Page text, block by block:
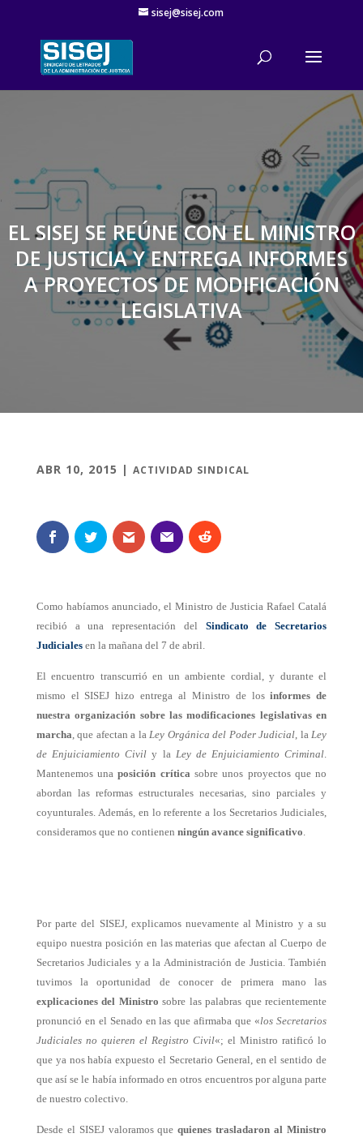
sisej@sisej.com
'
EL SISEJ SE REÚNE CON EL MINISTRO
DE JUSTICIA Y ENTREGA INFORMES
A PROYECTOS DE MODIFICACIÓN
LEGISLATIVA
ABR 10, 2015 | ACTIVIDAD SINDICAL
Como habíamos anunciado, el Ministro de Justicia Rafael Catalá
recibió a una representación del Sindicato de Secretarios
Judicialesen la mañana del 7 de abril.
El encuentro transcurrió en un ambiente cordial, y durante el
mismo el SISEJ hizo entrega al Ministro de losinformes de
nuestra organización sobre las modificaciones legislativas en
marcha, que afectan a laLey Orgánica del Poder Judicial, laLey
de Enjuiciamiento Civil y la Ley de Enjuiciamiento Criminal.
Mantenemos unaposición crítica sobre unos proyectos que no
abordan las reformas estructurales necesarias, sino parciales y
coyunturales. Además, en lo referente a los Secretarios Judiciales,
consideramos que no contienen ningún avance significativo.
Por parte del SISEJ, explicamos nuevamente al Ministro y a su
equipo nuestra posición en las materias que afectan al Cuerpo de
Secretarios Judiciales y a la Administración de Justicia.También
tuvimos la oportunidad de conocer de primera mano las
explicaciones del Ministro sobre las palabras que recientemente
pronunció en el Senado en las que afirmaba que «los Secretarios
Judiciales no quieren el Registro Civil«; el Ministro ratificó lo
que ya nos había expuesto el Secretario General, en el sentido de
que asíse le había informado en otros encuentros por alguna parte
de nuestro colectivo.
Desde el SISEJ valoramos quequienes trasladaron al Ministro